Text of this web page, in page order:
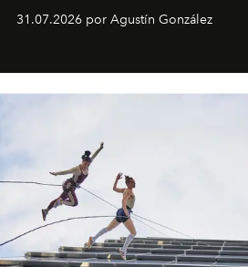
son algunos de los lugares que
miniobras. Sus puestas en escena
31.07.2026 por Agustín González